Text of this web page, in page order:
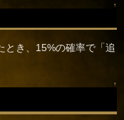
↑
とき、15%の確率で「追
↑